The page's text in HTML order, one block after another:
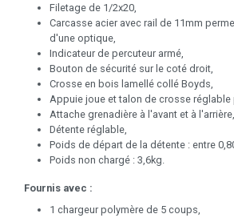
Filetage de 1/2x20,
Carcasse acier avec rail de 11mm
d'une optique,
Indicateur de percuteur armé,
Bouton de sécurité sur le coté droit,
Crosse en bois lamellé collé Boyds,
Appuie joue et talon de crosse
Attache grenadière à l'avant et à l'arrière,
Détente réglable,
Poids de départ de la détente : entre
Poids non chargé : 3,6kg.
Fournis avec :
1 chargeur polymère de 5 coups,